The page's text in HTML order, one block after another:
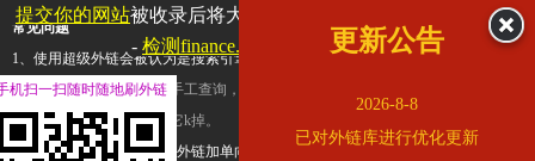
常见问题
1、使用超级外链会被认为是搜索引擎优化作弊吗？ 超级外链只是一个简便而集成
查询工具，模拟的是正常手工查询，不是作弊。如果是作弊，那您可以使用超级外
推广竞争对手的网址，让它k掉。
2、网站优化单纯依靠超级外链加单向链接可行吗？
提交你的网站被收录后将大幅提升流量和外链，
查看展示页面
- 检测finance.ifeng.com是否收录
更新公告
2026-8-8
已对外链库进行优化更新
机扫一扫随时随地刷外链